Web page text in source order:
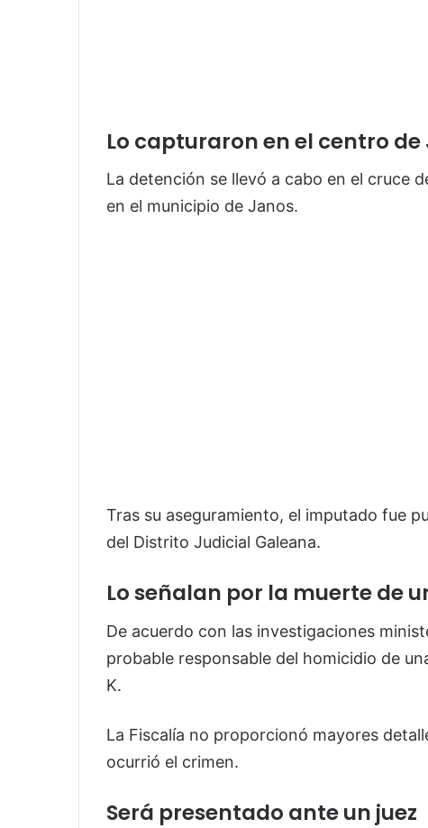
Lo capturaron en el centro de
La detención se llevó a cabo en el cruce
en el municipio de Janos.
Tras su aseguramiento, el imputado fue
del Distrito Judicial Galeana.
Lo señalan por la muerte de
De acuerdo con las investigaciones
probable responsable del homicidio de
K.
La Fiscalía no proporcionó mayores
ocurrió el crimen.
Será presentado ante un juez